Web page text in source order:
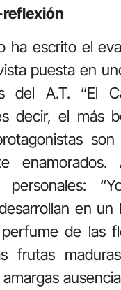
ha escrito el
puesta en
del A.T. “El
decir, el más
enamorados.
personales:
en
de las
frutas